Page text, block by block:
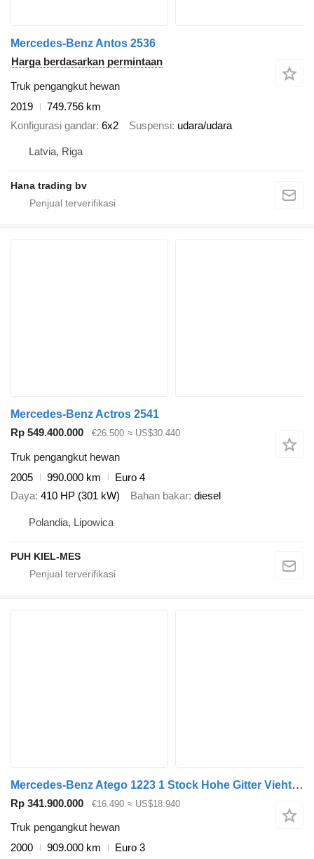
Mercedes-Benz Antos 2536
Harga berdasarkan permintaan
Truk pengangkut hewan
2019
749.756 km
Konfigurasi gandar 6x2 Suspensi udara/udara
Latvia, Riga
Hana trading bv
Mercedes-Benz Actros 2541
Rp 549.400.000
€26.500 ≈ US$30.440
Truk pengangkut hewan
2005
990.000 km
Euro 4
Daya 410 HP (301 kW) Bahan bakar diesel
Polandia, Lipowica
PUH KIEL-MES
Mercedes-Benz Atego 1223 1 Stock Hohe Gitter Viehtransporter
Rp 341.900.000 €16.490 ≈ US$18.940
Truk pengangkut hewan
2000
909.000 km
Euro 3